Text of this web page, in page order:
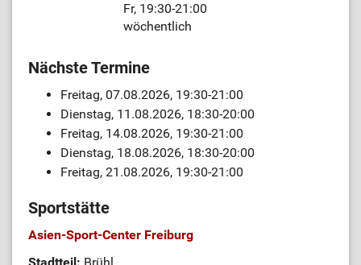
Fr, 19:30-21:00
wöchentlich
Nächste Termine
Freitag, 07.08.2026, 19:30-21:00
Dienstag, 11.08.2026, 18:30-20:00
Freitag, 14.08.2026, 19:30-21:00
Dienstag, 18.08.2026, 18:30-20:00
Freitag, 21.08.2026, 19:30-21:00
Sportstätte
Asien-Sport-Center Freiburg